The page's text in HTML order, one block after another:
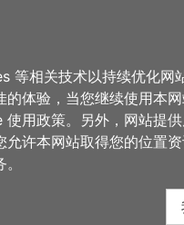
> 宾利酒店
周边景点
等相关技术以持续优化网
的体验，当您继续使用本
用政策。另外，网站提
允许本网站取得您的位置